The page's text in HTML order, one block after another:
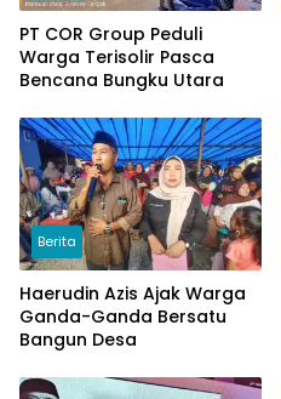
PT COR Group Peduli
Warga Terisolir Pasca
Bencana Bungku Utara
Berita
Haerudin Azis Ajak Warga
Ganda-Ganda Bersatu
Bangun Desa